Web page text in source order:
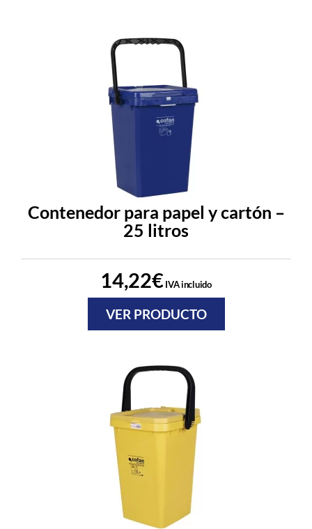
Contenedor para papel y cartón –
25 litros
14,22€IVA incluido
VER PRODUCTO